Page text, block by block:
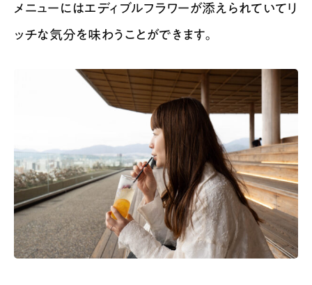
メニューにはエディブルフラワーが添えられていてリ
ッチな気分を味わうことができます。